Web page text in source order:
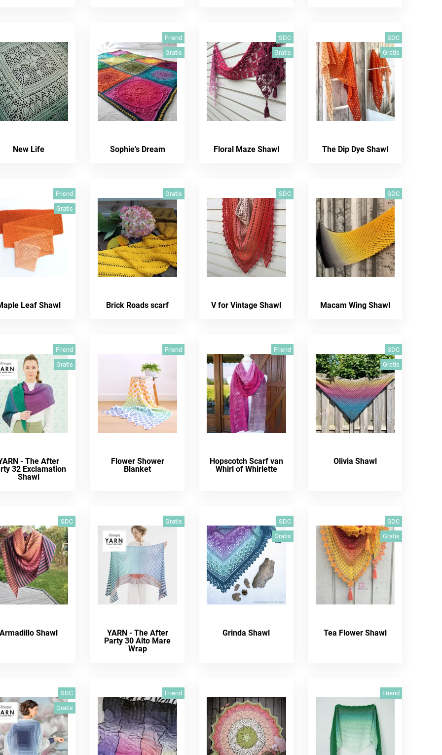
New Life
Friend
Gratis
Sophie's Dream
SDC
Gratis
Floral Maze Shawl
SDC
Gratis
The Dip Dye Shawl
Friend
Gratis
Leaf Shawl
Gratis
Brick Roads scarf
SDC
V for Vintage Shawl
SDC
Macam Wing Shawl
Friend
Gratis
- The After
32 Exclamation
Shawl
Friend
Flower Shower
Blanket
Friend
Hopscotch Scarf van
Whirl of Whirlette
SDC
Gratis
Olivia Shawl
SDC
Shawl
Gratis
YARN - The After
Party 30 Alto Mare
Wrap
SDC
Gratis
Grinda Shawl
SDC
Gratis
Tea Flower Shawl
SDC
Gratis
Friend Friend